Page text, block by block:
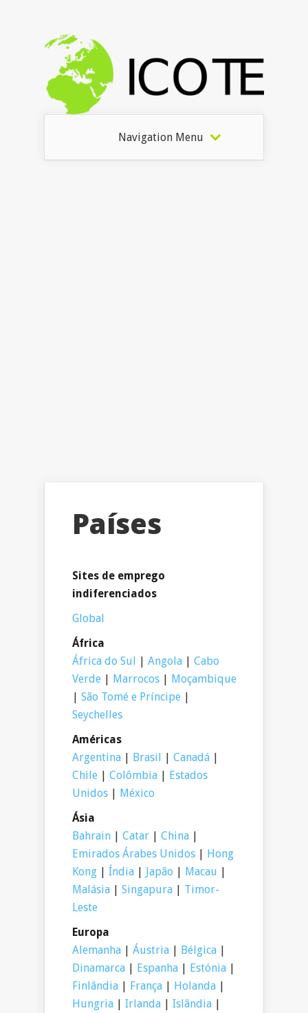
Navigation Menu
Países
Sites de emprego
indiferenciados
Global
África
África do Sul | Angola | Cabo
Verde | Marrocos | Moçambique
| São Tomé e Príncipe |
Seychelles
Américas
Argentina | Brasil | Canadá |
Chile | Colômbia | Estados
Unidos | México
Ásia
Bahrain | Catar | China |
Emirados Árabes Unidos | Hong
Kong | Índia | Japão | Macau |
Malásia | Singapura | Timor-
Leste
Europa
Alemanha | Áustria | Bélgica |
Dinamarca | Espanha | Estónia |
Finlândia | França | Holanda |
Hungria | Irlanda | Islândia |